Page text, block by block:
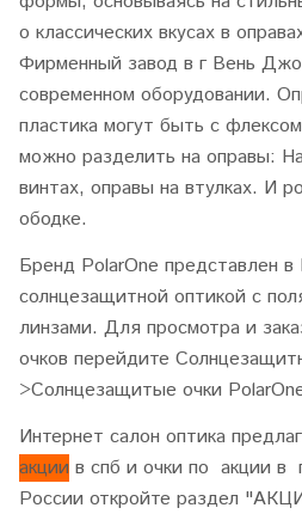
о классических вкусах в
Фирменный завод в г Вень
современном оборудовании.
пластика могут быть с
можно разделить на оправы:
винтах, оправы на втулках. И
ободке.
Бренд PolarOne представлен
солнцезащитной оптикой c
линзами. Для просмотра и
очков перейдите
>Солнцезащитые очки
Интернет салон оптика
акции в спб и очки по акции в
России откройте раздел